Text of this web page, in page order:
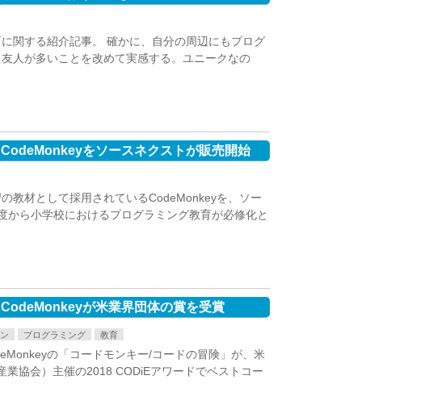
関する紹介記事。 確かに、自分の周辺にもプログ
人が多いことを改めて実感する。ユニークなの
をソースネクストが販売開始
教材として採用されているCodeMonkeyを、ソー
ら小学校におけるプログラミング教育が必修化と
が米業界団体の賞を受賞
プログラミング 教育
の「コードモンキー/コードの冒険」が、米
業協会）主催の2018 CODiEアワードでベストコー